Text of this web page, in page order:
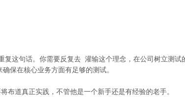
句话。你需要反复去  灌输这个理念，在公司树立测试
保在核心业务方面有足够的测试。
布道真正实践，不管他是一个新手还是有经验的老手。